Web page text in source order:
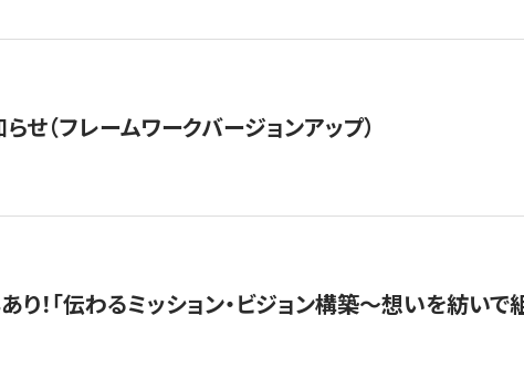
せ（フレームワークバージョンアップ）
り！「伝わるミッション・ビジョン構築〜想いを紡い